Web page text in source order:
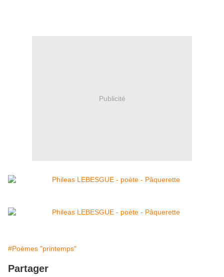
Publicité
#Poèmes "printemps"
Partager